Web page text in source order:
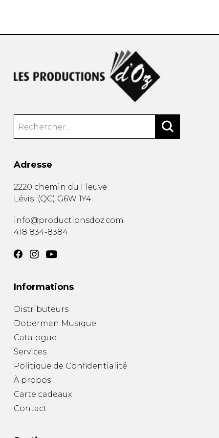
Adresse
2220 chemin du Fleuve
Lévis (QC) G6W 1Y4
info@productionsdoz.com
418 834-8384
Informations
Distributeurs
Doberman Musique
Catalogue
Services
Politique de Confidentialité
À propos
Carte cadeaux
Contact